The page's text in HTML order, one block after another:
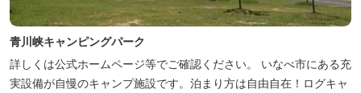
青川峡キャンピングパーク
詳しくは公式ホームページ等でご確認ください。 いなべ市にある充
実設備が自慢のキャンプ施設です。泊まり方は自由自在！ログキャ